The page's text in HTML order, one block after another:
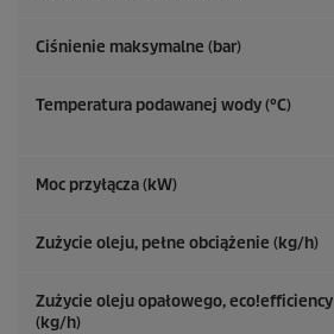
Ciśnienie maksymalne (bar)
Temperatura podawanej wody (°C)
Moc przyłącza (kW)
Zużycie oleju, pełne obciążenie (kg/h)
Zużycie oleju opałowego,eco!efficiency
(kg/h)